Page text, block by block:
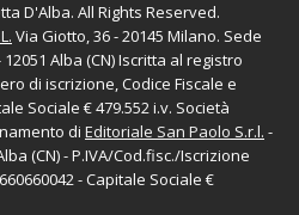
D'Alba. All Rights Reserved.
Via Giotto, 36 - 20145 Milano. Sede
Alba (CN) Iscritta al registro
di iscrizione, Codice Fiscale e
Sociale € 479.552 i.v. Società
di Editoriale San Paolo S.r.l. -
(CN) - P.IVA/Cod.fisc./Iscrizione
- Capitale Sociale €